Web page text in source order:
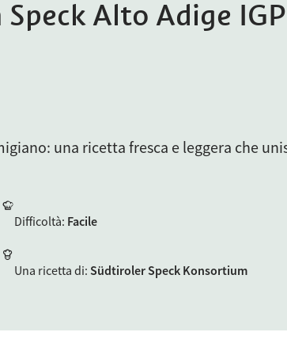
Alto Adige
una ricetta fresca e leggera che
Difficoltà: Facile
Una ricetta di: Südtiroler Speck Konsortium